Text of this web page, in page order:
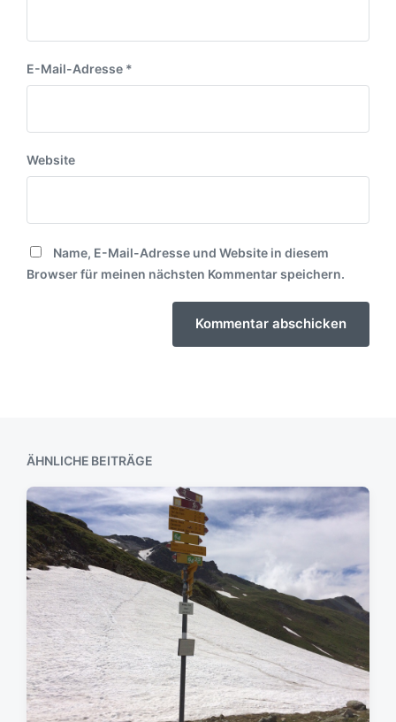
E-Mail-Adresse *
Website
Name, E-Mail-Adresse und Website in diesem
Browser für meinen nächsten Kommentar speichern.
ÄHNLICHE BEITRÄGE